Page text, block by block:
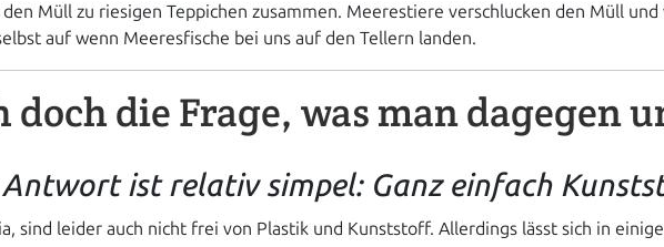
Müll zu riesigen Teppichen zusammen. Meerestiere verschlucken den Müll
auf wenn Meeresfische bei uns auf den Tellern landen.
doch die Frage, was man dagegen
Antwort ist relativ simpel: Ganz einfach
sind leider auch nicht frei von Plastik und Kunststoff. Allerdings lässt sich in